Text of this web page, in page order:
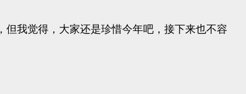
我觉得，大家还是珍惜今年吧，接下来也不容